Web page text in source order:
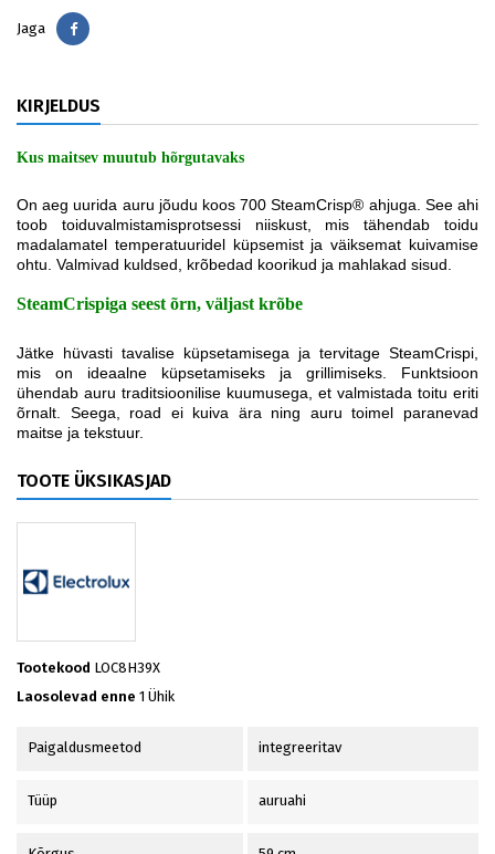
Jaga Jaga
KIRJELDUS
Kus maitsev muutub hõrgutavaks
On aeg uurida auru jõudu koos 700 SteamCrisp® ahjuga. See ahi
toob toiduvalmistamisprotsessi niiskust, mis tähendab toidu
madalamatel temperatuuridel küpsemist ja väiksemat kuivamise
ohtu. Valmivad kuldsed, krõbedad koorikud ja mahlakad sisud.
SteamCrispiga seest õrn, väljast krõbe
Jätke hüvasti tavalise küpsetamisega ja tervitage SteamCrispi,
mis on ideaalne küpsetamiseks ja grillimiseks. Funktsioon
ühendab auru traditsioonilise kuumusega, et valmistada toitu eriti
õrnalt. Seega, road ei kuiva ära ning auru toimel paranevad
maitse ja tekstuur.
TOOTE ÜKSIKASJAD
Tootekood LOC8H39X
Laosolevad enne 1 Ühik
Paigaldusmeetod integreeritav
Tüüp auruahi